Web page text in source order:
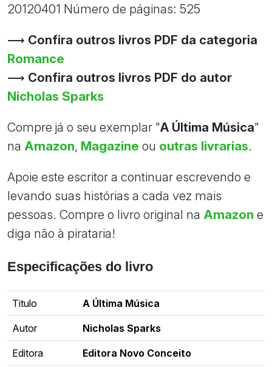
20120401 Número de páginas: 525
⟶ Confira outros livros PDF da categoria
Romance
⟶ Confira outros livros PDF do autor
Nicholas Sparks
Compre já o seu exemplar "A Última Música"
na Amazon, Magazine ou outras livrarias.
Apoie este escritor a continuar escrevendo e
levando suas histórias a cada vez mais
pessoas. Compre o livro original na Amazon e
diga não à pirataria!
Especificações do livro
Titulo A Última Música
Autor Nicholas Sparks
Editora Editora Novo Conceito